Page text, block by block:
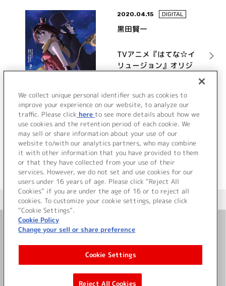
2020.04.15 DIGITAL
黒田賢一
TVアニメ『はてな☆イ
リュージョン』オリジ
詳細を見る
VIEW MORE
＜ カタログサイト トップページへ
お問い合わせ
サイト利用について
We collect unique personal identifier such as cookies to
improve your experience on our website, to analyze our
traffic. Please click here to see more details about how we
use cookies and the retention period of each cookie. We
may sell or share information about your use of our
website to/with our analytics partners, who may combine
it with other information that you have provided to them
or that they have collected from your use of their
services. However, we do not set and use cookies for our
users under 16 years of age. Please click “Reject All
Cookies” if you are under the age of 16 or to reject all
cookies. To customize your cookie settings, please click
“Cookie Settings”.
Cookie Policy
Change your sell or share preference
Cookie Settings
Reject All Cookies